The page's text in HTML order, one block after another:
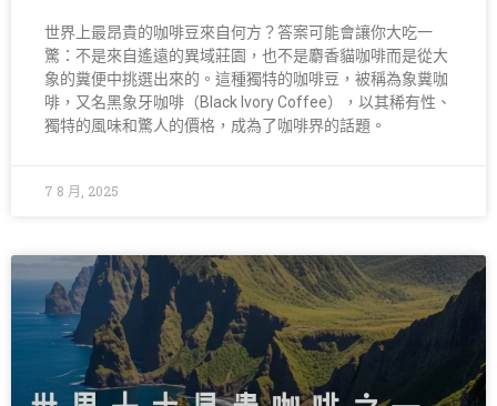
世界上最昂貴的咖啡豆來自何方？答案可能會讓你大吃一
驚：不是來自遙遠的異域莊園，也不是麝香貓咖啡而是從大
象的糞便中挑選出來的。這種獨特的咖啡豆，被稱為象糞咖
啡，又名黑象牙咖啡（Black Ivory Coffee），以其稀有性、
獨特的風味和驚人的價格，成為了咖啡界的話題。
7 8 月, 2025